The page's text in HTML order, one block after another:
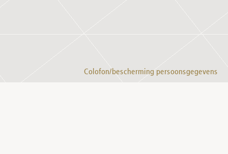
Colofon/bescherming persoonsgegevens